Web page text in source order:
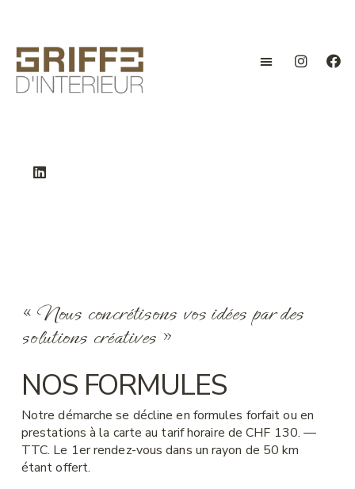
Aller
au
contenu
« Nous concrétisons vos idées par des
solutions créatives »
NOS FORMULES
Notre démarche se décline en formules forfait ou en
prestations à la carte au tarif horaire de CHF 130. —
TTC. Le 1er rendez-vous dans un rayon de 50 km
étant offert.